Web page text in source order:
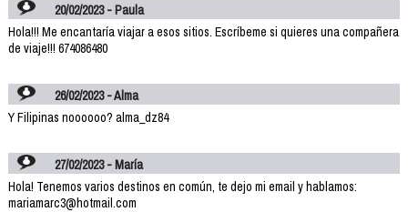
20/02/2023 - Paula
Hola!!! Me encantaría viajar a esos sitios. Escríbeme si quieres una compañera
de viaje!!! 674086480
26/02/2023 - Alma
Y Filipinas noooooo? alma_dz84
27/02/2023 - María
Hola! Tenemos varios destinos en común, te dejo mi email y hablamos:
mariamarc3@hotmail.com